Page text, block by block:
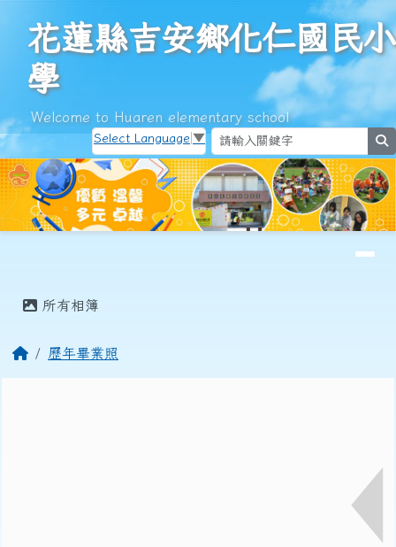
花蓮縣吉安鄉化仁國民小學
花蓮縣吉安鄉化仁國民小
學
Welcome to Huaren elementary school
Select Language ▼
所有相簿
回首頁歷年畢業照